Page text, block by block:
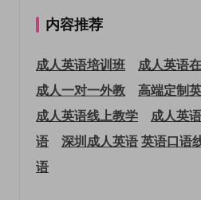
内容推荐
成人英语培训班
成人英语
成人一对一外教
高端定制
成人英语线上教学
成人英
语
深圳成人英语英语口语
语